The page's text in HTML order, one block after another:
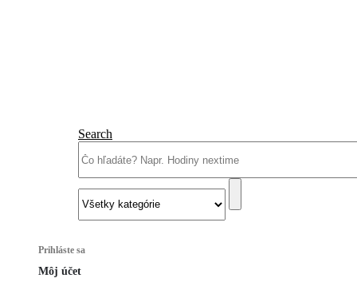
Search
Prihláste sa
Môj účet